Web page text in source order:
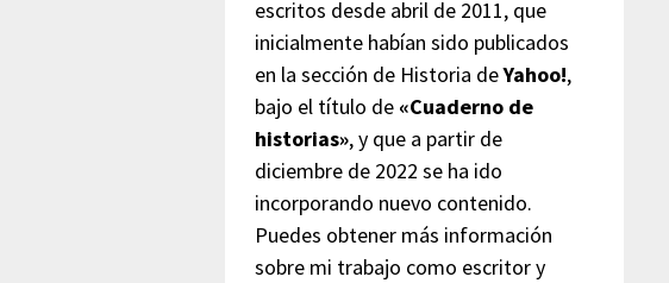
escritos desde abril de 2011, que
inicialmente habían sido publicados
en la sección de Historia deYahoo!,
bajo el título de «Cuaderno de
historias», y que a partir de
diciembre de 2022 se ha ido
incorporando nuevo contenido.
Puedes obtener más información
sobre mi trabajo como escritor y